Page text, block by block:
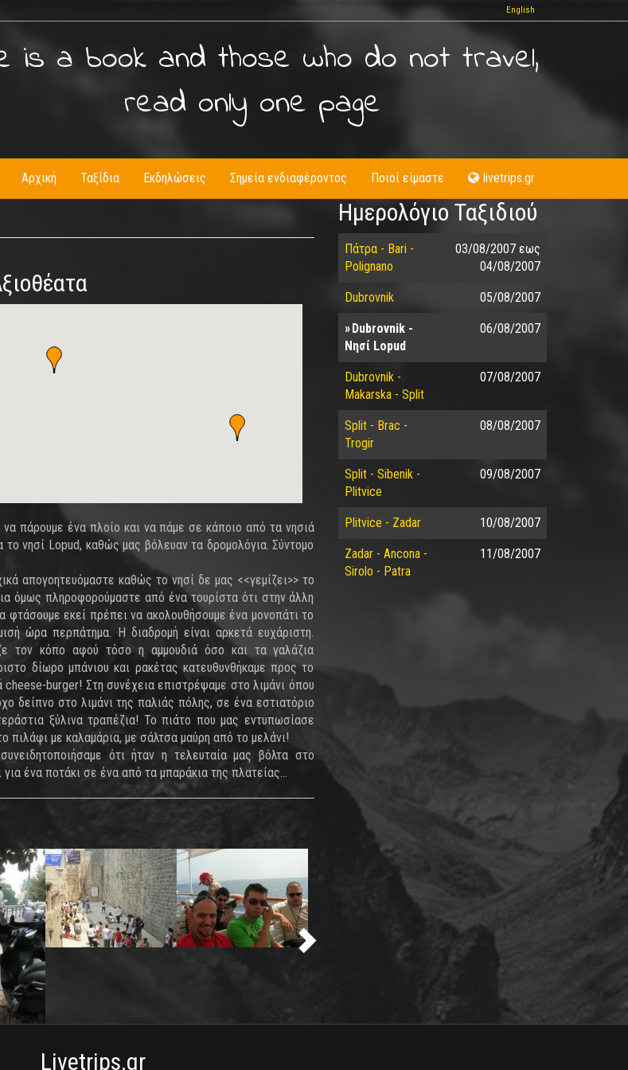
English
is a book and those who do not travel,
read only one page
Αρχική Ταξίδια Εκδηλώσεις Σημεία ενδιαφέροντος Ποιοί είμαστε livetrips.gr
πάρουμε ένα πλοίο και να πάμε σε κάποιο από τα νησιά
το νησί Lopud, καθώς μας βόλευαν τα δρομολόγια. Σύντομο
απογοητευόμαστε καθώς το νησί δε μας <<γεμίζει>> το
όμως πληροφορούμαστε από ένα τουρίστα ότι στην άλλη
φτάσουμε εκεί πρέπει να ακολουθήσουμε ένα μονοπάτι το
ώρα περπάτημα. Η διαδρομή είναι αρκετά ευχάριστη.
τον κόπο αφού τόσο η αμμουδιά όσο και τα γαλάζια
δίωρο μπάνιου και ρακέτας κατευθυνθήκαμε προς το
burger! Στη συνέχεια επιστρέψαμε στο λιμάνι όπου
δείπνο στο λιμάνι της παλιάς πόλης, σε ένα εστιατόριο
ξύλινα τραπέζια! Το πιάτο που μας εντυπωσίασε
πιλάφι με καλαμάρια, με σάλτσα μαύρη από το μελάνι!
ότι ήταν η τελευταία μας βόλτα στο
ένα ποτάκι σε ένα από τα μπαράκια της πλατείας...
Ημερολόγιο Ταξιδιού
Πάτρα - Bari -
Polignano
03/08/2007εως
04/08/2007
Dubrovnik 05/08/2007
Dubrovnik -
Nησί Lopud
06/08/2007
Dubrovnik -
Makarska - Split
07/08/2007
Split - Brac -
Trogir
08/08/2007
Split - Sibenik -
Plitvice
09/08/2007
Plitvice - Zadar 10/08/2007
Zadar - Ancona -
Sirolo - Patra
11/08/2007
Livetrips.gr